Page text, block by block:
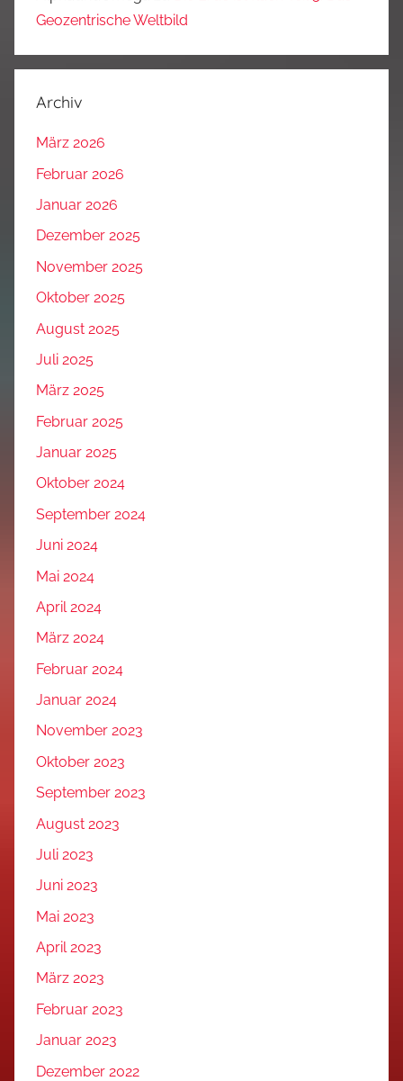
Geozentrische Weltbild
Archiv
März 2026
Februar 2026
Januar 2026
Dezember 2025
November 2025
Oktober 2025
August 2025
Juli 2025
März 2025
Februar 2025
Januar 2025
Oktober 2024
September 2024
Juni 2024
Mai 2024
April 2024
März 2024
Februar 2024
Januar 2024
November 2023
Oktober 2023
September 2023
August 2023
Juli 2023
Juni 2023
Mai 2023
April 2023
März 2023
Februar 2023
Januar 2023
Dezember 2022